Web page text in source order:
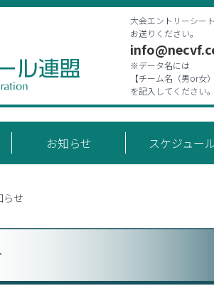
大会エントリーシー
お送りください。
※データ名には
【チーム名（男or女
を記入してください。
お知らせ スケジュー
らせ